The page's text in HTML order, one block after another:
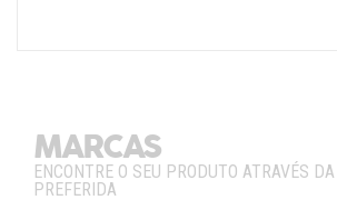
MARCAS
ENCONTRE O SEU PRODUTO ATRAVÉS
PREFERIDA